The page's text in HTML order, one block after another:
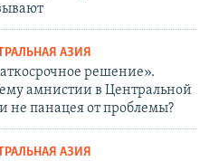
АЗИЯ
решение».
амнистии в Центральной
не панацея от проблемы?
АЗИЯ